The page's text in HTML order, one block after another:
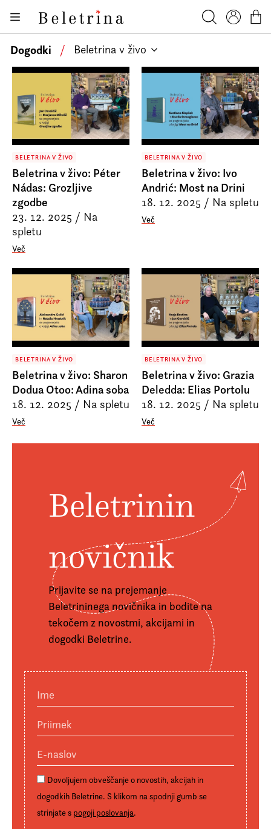
Beletrina
Knjige
Darilni e-boni
Novice
Dogodki
Podkasti
Akcije
O nas
Beletrinini projekti
Prijava na e-novice
Foreign Rights
Dogodki / Beletrina v živo
BELETRINA V ŽIVO
Beletrina v živo: Péter
Nádas: Grozljive
zgodbe
23. 12. 2025 / Na
spletu
Več
BELETRINA V ŽIVO
Beletrina v živo: Ivo
Andrić: Most na Drini
18. 12. 2025 / Na spletu
Več
BELETRINA V ŽIVO
Beletrina v živo: Sharon
Dodua Otoo: Adina soba
18. 12. 2025 / Na spletu
Več
BELETRINA V ŽIVO
Beletrina v živo: Grazia
Deledda: Elias Portolu
18. 12. 2025 / Na spletu
Več
Beletrinin
novičnik
Prijavite se na prejemanje
Beletrininega novičnika in bodite na
tekočem z novostmi, akcijami in
dogodki Beletrine.
Ime
Priimek
E-naslov:
Dovoljujem obveščanje o novostih, akcijah in
dogodkih Beletrine. S klikom na spodnji gumb se
strinjate s pogoji poslovanja.